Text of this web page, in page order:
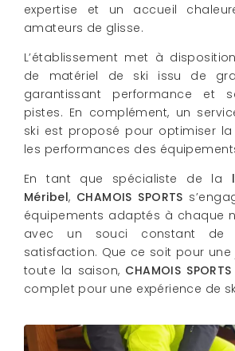
expertise et un accueil
amateurs de glisse.
L’établissement met à
de matériel de ski issu de
garantissant performance et
pistes. En complément, un
ski est proposé pour optimiser
les performances des
En tant que spécialiste de la
Méribel, CHAMOIS SPORTS
équipements adaptés à chaque
avec un souci constant
satisfaction. Que ce soit pour
toute la saison, CHAMOIS SPORTS
complet pour une expérience de